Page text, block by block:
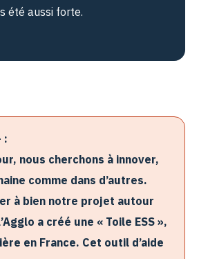
été aussi forte.
:
nous cherchons à innover,
comme dans d’autres.
à bien notre projet autour
a créé une « Toile ESS »,
en France. Cet outil d’aide